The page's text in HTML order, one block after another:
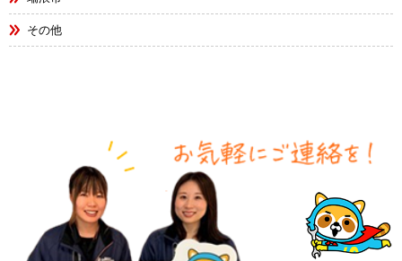
その他